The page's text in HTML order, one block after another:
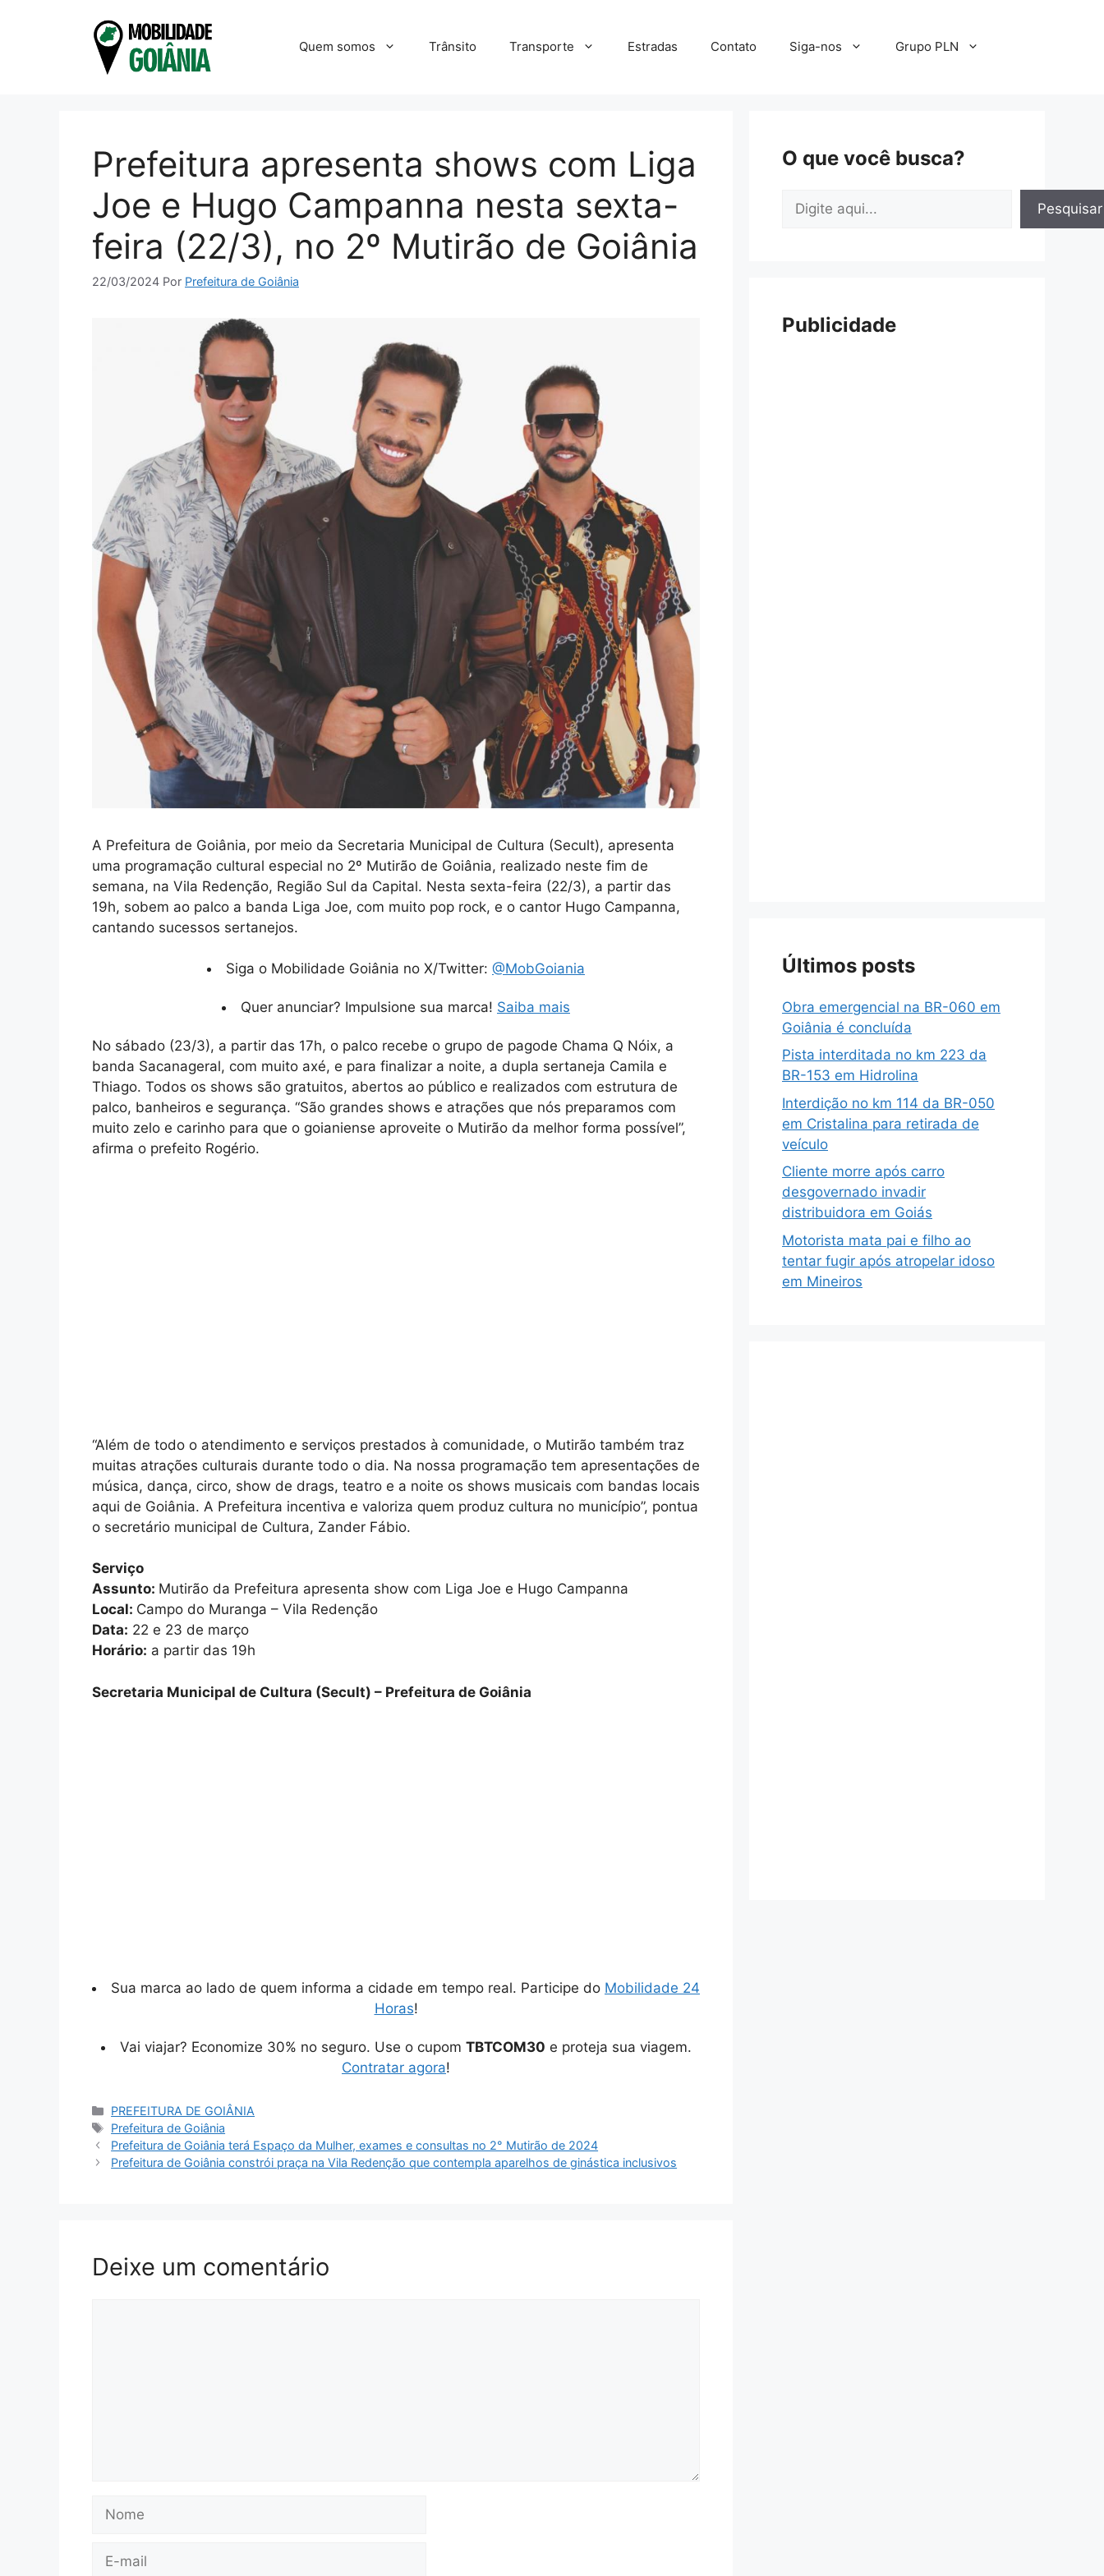
Quem somos Trânsito Transporte Estradas Contato Siga-nos Grupo PLN
Prefeitura apresenta shows com Liga
Joe e Hugo Campanna nesta sexta-
feira (22/3), no 2º Mutirão de Goiânia
22/03/2024 Por Prefeitura de Goiânia
A Prefeitura de Goiânia, por meio da Secretaria Municipal de Cultura (Secult), apresenta
uma programação cultural especial no 2º Mutirão de Goiânia, realizado neste fim de
semana, na Vila Redenção, Região Sul da Capital. Nesta sexta-feira (22/3), a partir das
19h, sobem ao palco a banda Liga Joe, com muito pop rock, e o cantor Hugo Campanna,
cantando sucessos sertanejos.
Siga o Mobilidade Goiânia no X/Twitter: @MobGoiania
Quer anunciar? Impulsione sua marca! Saiba mais
No sábado (23/3), a partir das 17h, o palco recebe o grupo de pagode Chama Q Nóix, a
banda Sacanageral, com muito axé, e para finalizar a noite, a dupla sertaneja Camila e
Thiago. Todos os shows são gratuitos, abertos ao público e realizados com estrutura de
palco, banheiros e segurança. “São grandes shows e atrações que nós preparamos com
muito zelo e carinho para que o goianiense aproveite o Mutirão da melhor forma possível”,
afirma o prefeito Rogério.
“Além de todo o atendimento e serviços prestados à comunidade, o Mutirão também traz
muitas atrações culturais durante todo o dia. Na nossa programação tem apresentações de
música, dança, circo, show de drags, teatro e a noite os shows musicais com bandas locais
aqui de Goiânia. A Prefeitura incentiva e valoriza quem produz cultura no município”, pontua
o secretário municipal de Cultura, Zander Fábio.
Serviço
Assunto: Mutirão da Prefeitura apresenta show com Liga Joe e Hugo Campanna
Local: Campo do Muranga – Vila Redenção
Data: 22 e 23 de março
Horário: a partir das 19h
Secretaria Municipal de Cultura (Secult) – Prefeitura de Goiânia
Sua marca ao lado de quem informa a cidade em tempo real. Participe do Mobilidade 24
Horas!
Vai viajar? Economize 30% no seguro. Use o cupom TBTCOM30 e proteja sua viagem.
Contratar agora!
Categorias
PREFEITURA DE GOIÂNIA
Tags
Prefeitura de Goiânia
Prefeitura de Goiânia terá Espaço da Mulher, exames e consultas no 2° Mutirão de 2024
Prefeitura de Goiânia constrói praça na Vila Redenção que contempla aparelhos de ginástica inclusivos
Deixe um comentário
Nome
O que você busca?
Pesquisar
Publicidade
Últimos posts
Obra emergencial na BR-060 em
Goiânia é concluída
Pista interditada no km 223 da
BR-153 em Hidrolina
Interdição no km 114 da BR-050
em Cristalina para retirada de
veículo
Cliente morre após carro
desgovernado invadir
distribuidora em Goiás
Motorista mata pai e filho ao
tentar fugir após atropelar idoso
em Mineiros